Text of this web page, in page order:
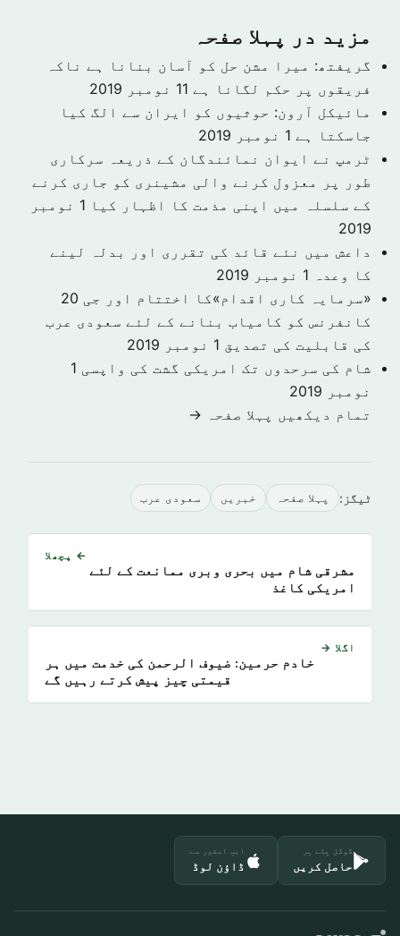
مزید در پہلا صفحہ
گریفتھ: میرا مشن حل کو آسان بنانا ہے ناکہ
فریقوں پر حکم لگانا ہے 11 نومبر 2019
مائیکل آرون: حوثیوں کو ایران سے الگ کیا
جاسکتا ہے 1 نومبر 2019
ٹرمپ نے ایوان نمائندگان کے ذریعہ سرکاری
طور پر معزول کرنے والی مشینری کو جاری کرنے
کے سلسلہ میں اپنی مذمت کا اظہار کیا
1 نومبر
2019
داعش میں نئے قائد کی تقرری اور بدلہ لینے
کا وعدہ 1 نومبر 2019
«سرمایہ کاری اقدام»کا اختتام اور جی 20
کانفرنس کو کامیاب بنانے کے لئے سعودی عرب
کی قابلیت کی تصدیق 1 نومبر 2019
شام کی سرحدوں تک امریکی گشت کی واپسی 1
نومبر 2019
تمام دیکھیں پہلا صفحہ →
ٹیگز: پہلا صفحہ خبريں سعودى عرب
← پچھلا
مشرقی شام میں بحری وبری ممانعت کے لئے
امریکی کاغذ
اگلا →
خادم حرمین: ضیوف الرحمن کی خدمت میں ہر
قیمتی چیز پیش کرتے رہیں گے
گوگل پلے پر
حاصل کریں
ایپ اسٹور سے
ڈاؤن لوڈ